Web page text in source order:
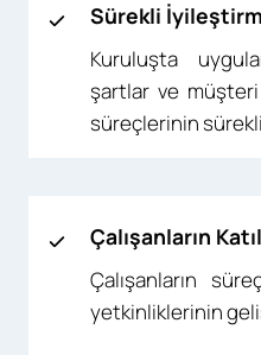
Sürekli
Kuruluşta
şartlar ve
süreçlerinin
Çalışanların
Çalışanların
yetkinliklerinin